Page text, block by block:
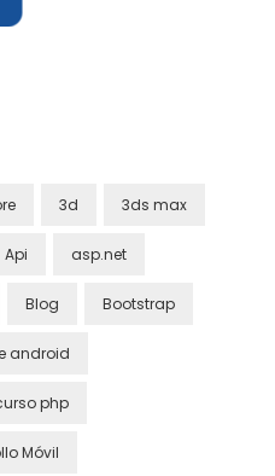
3d 3ds max
Api asp.net
Blog Bootstrap
android
php
Móvil